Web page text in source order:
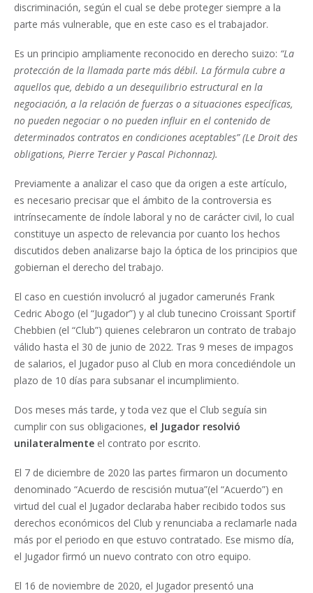
discriminación, según el cual se debe proteger siempre a la
parte más vulnerable, que en este caso es el trabajador.
Es un principio ampliamente reconocido en derecho suizo: “La
protección de la llamada parte más débil. La fórmula cubre a
aquellos que, debido a un desequilibrio estructural en la
negociación, a la relación de fuerzas o a situaciones específicas,
no pueden negociar o no pueden influir en el contenido de
determinados contratos en condiciones aceptables” (Le Droit des
obligations, Pierre Tercier y Pascal Pichonnaz).
Previamente a analizar el caso que da origen a este artículo,
es necesario precisar que el ámbito de la controversia es
intrínsecamente de índole laboral y no de carácter civil, lo cual
constituye un aspecto de relevancia por cuanto los hechos
discutidos deben analizarse bajo la óptica de los principios que
gobiernan el derecho del trabajo.
El caso en cuestión involucró al jugador camerunés Frank
Cedric Abogo (el “Jugador”) y al club tunecino Croissant Sportif
Chebbien (el “Club”) quienes celebraron un contrato de trabajo
válido hasta el 30 de junio de 2022. Tras 9 meses de impagos
de salarios, el Jugador puso al Club en mora concediéndole un
plazo de 10 días para subsanar el incumplimiento.
Dos meses más tarde, y toda vez que el Club seguía sin
cumplir con sus obligaciones, el Jugador resolvió
unilateralmente el contrato por escrito.
El 7 de diciembre de 2020 las partes firmaron un documento
denominado “Acuerdo de rescisión mutua”(el “Acuerdo”) en
virtud del cual el Jugador declaraba haber recibido todos sus
derechos económicos del Club y renunciaba a reclamarle nada
más por el periodo en que estuvo contratado. Ese mismo día,
el Jugador firmó un nuevo contrato con otro equipo.
El 16 de noviembre de 2020, el Jugador presentó una